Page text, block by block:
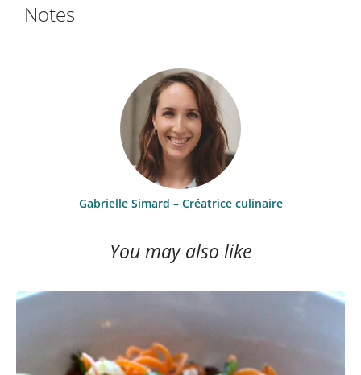
Notes
Gabrielle Simard – Créatrice culinaire
You may also like